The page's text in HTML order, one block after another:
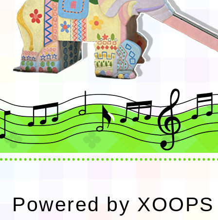
Powered by XOOPS